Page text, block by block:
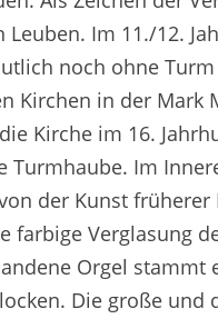
Leuben. Im 11./12.
noch ohne
Kirchen in der Mark
Kirche im 16.
Turmhaube. Im
der Kunst
farbige Verglasung
Orgel stammt
Die große